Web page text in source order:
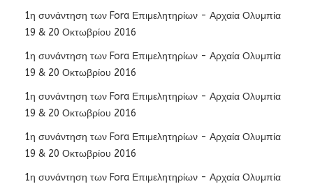
1η συνάντηση των Fora Επιμελητηρίων - Αρχαία Ολυμπία
19 & 20 Οκτωβρίου 2016
1η συνάντηση των Fora Επιμελητηρίων - Αρχαία Ολυμπία
19 & 20 Οκτωβρίου 2016
1η συνάντηση των Fora Επιμελητηρίων - Αρχαία Ολυμπία
19 & 20 Οκτωβρίου 2016
1η συνάντηση των Fora Επιμελητηρίων - Αρχαία Ολυμπία
19 & 20 Οκτωβρίου 2016
1η συνάντηση των Fora Επιμελητηρίων - Αρχαία Ολυμπία